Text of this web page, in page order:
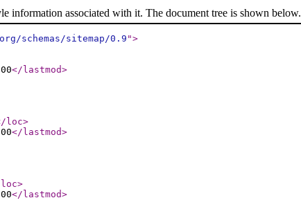
information associated with it. The document tree is shown below.
schemas/sitemap/0.9 ">
</lastmod>
loc>
</lastmod>
>
</lastmod>